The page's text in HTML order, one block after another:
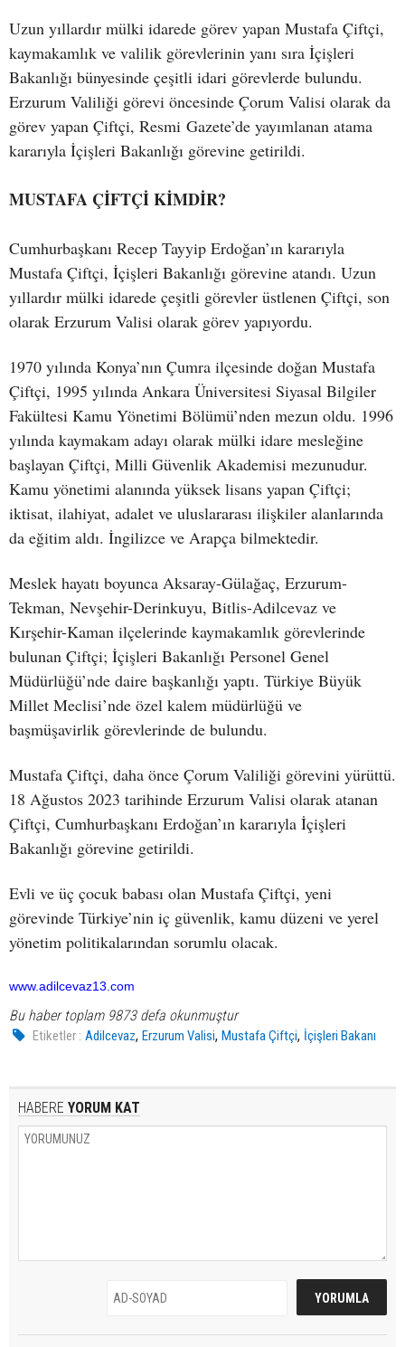
Uzun yıllardır mülki idarede görev yapan Mustafa Çiftçi,
kaymakamlık ve valilik görevlerinin yanı sıra İçişleri
Bakanlığı bünyesinde çeşitli idari görevlerde bulundu.
Erzurum Valiliği görevi öncesinde Çorum Valisi olarak da
görev yapan Çiftçi, Resmi Gazete’de yayımlanan atama
kararıyla İçişleri Bakanlığı görevine getirildi.
MUSTAFA ÇİFTÇİ KİMDİR?
Cumhurbaşkanı Recep Tayyip Erdoğan’ın kararıyla
Mustafa Çiftçi, İçişleri Bakanlığı görevine atandı. Uzun
yıllardır mülki idarede çeşitli görevler üstlenen Çiftçi, son
olarak Erzurum Valisi olarak görev yapıyordu.
1970 yılında Konya’nın Çumra ilçesinde doğan Mustafa
Çiftçi, 1995 yılında Ankara Üniversitesi Siyasal Bilgiler
Fakültesi Kamu Yönetimi Bölümü’nden mezun oldu. 1996
yılında kaymakam adayı olarak mülki idare mesleğine
başlayan Çiftçi, Milli Güvenlik Akademisi mezunudur.
Kamu yönetimi alanında yüksek lisans yapan Çiftçi;
iktisat, ilahiyat, adalet ve uluslararası ilişkiler alanlarında
da eğitim aldı. İngilizce ve Arapça bilmektedir.
Meslek hayatı boyunca Aksaray-Gülağaç, Erzurum-
Tekman, Nevşehir-Derinkuyu, Bitlis-Adilcevaz ve
Kırşehir-Kaman ilçelerinde kaymakamlık görevlerinde
bulunan Çiftçi; İçişleri Bakanlığı Personel Genel
Müdürlüğü’nde daire başkanlığı yaptı. Türkiye Büyük
Millet Meclisi’nde özel kalem müdürlüğü ve
başmüşavirlik görevlerinde de bulundu.
Mustafa Çiftçi, daha önce Çorum Valiliği görevini yürüttü.
18 Ağustos 2023 tarihinde Erzurum Valisi olarak atanan
Çiftçi, Cumhurbaşkanı Erdoğan’ın kararıyla İçişleri
Bakanlığı görevine getirildi.
Evli ve üç çocuk babası olan Mustafa Çiftçi, yeni
görevinde Türkiye’nin iç güvenlik, kamu düzeni ve yerel
yönetim politikalarından sorumlu olacak.
www.adilcevaz13.com
Bu haber toplam 9873 defa okunmuştur
Etiketler : Adilcevaz,Erzurum Valisi,Mustafa Çiftçi, İçişleri Bakanı
HABERE YORUM KAT